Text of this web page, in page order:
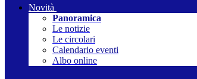
Novità
Panoramica
Le notizie
Le circolari
Calendario eventi
Albo online